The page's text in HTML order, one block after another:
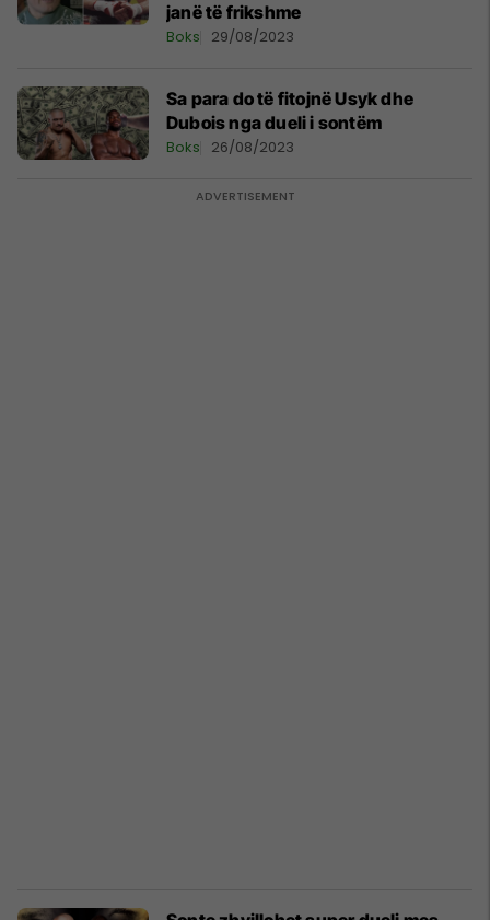
janë të frikshme
Boks 29/08/2023
Sa para do të fitojnë Usyk dhe
Dubois nga dueli i sontëm
Boks 26/08/2023